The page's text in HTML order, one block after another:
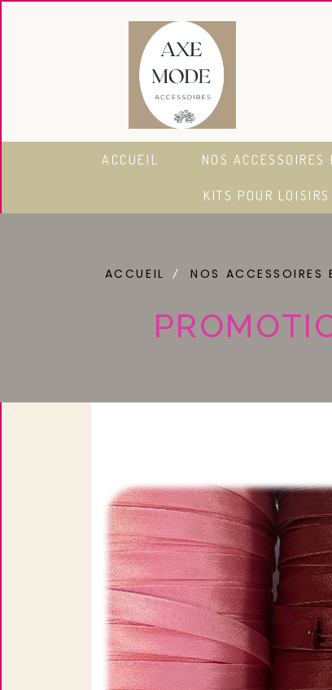
ACCUEIL NOS ACCESSOIRES
KITS POUR
ACCUEIL NOS ACCESSOIRES
Panneau de gestion des cookies